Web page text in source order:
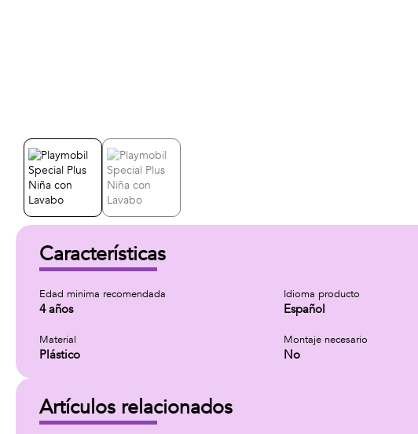
Características
Edad minima recomendada
4 años
Idioma producto
Español
Material
Plástico
Montaje necesario
No
Artículos relacionados